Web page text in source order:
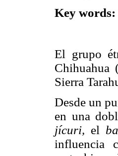
Key words:
El grupo
Chihuahua
Sierra
Desde un
en una
jícuri, el
influencia